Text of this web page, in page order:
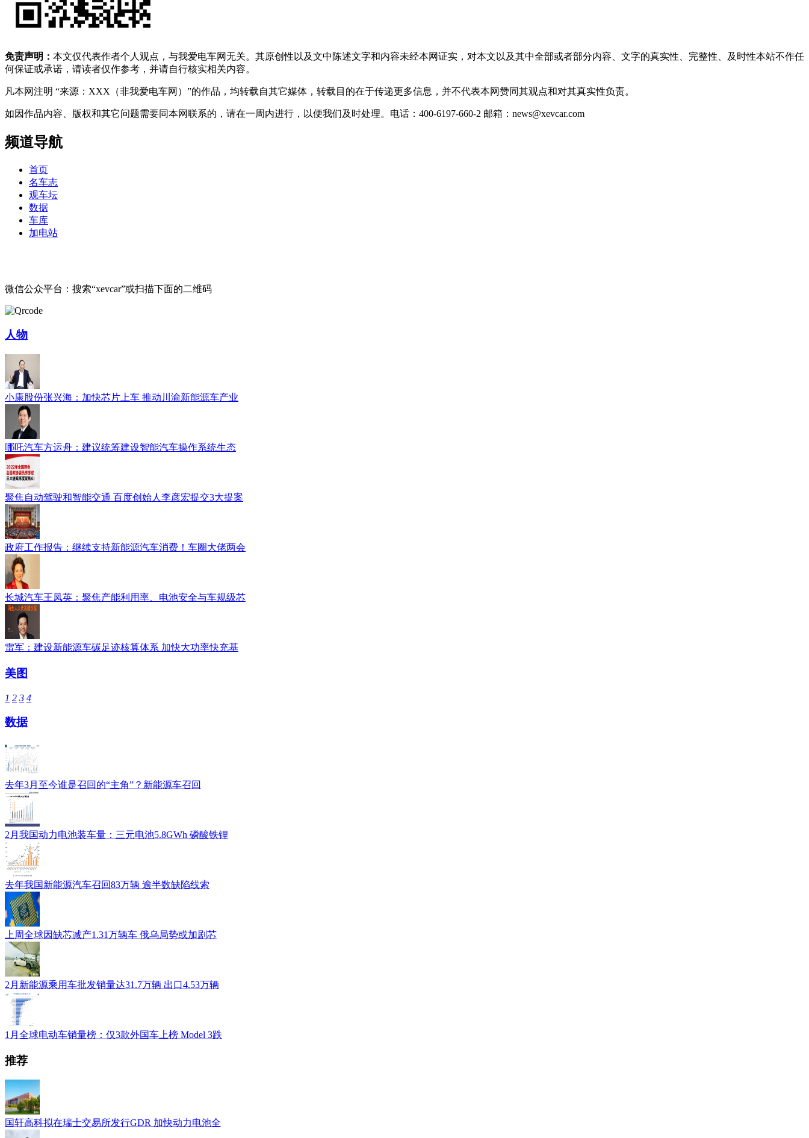
免责声明： 本文仅代表作者个人观点，与我爱电车网无关。其原创性以及文中陈述文字和内容未经本网证实，对本文以及其中全部或者部分内容、文字的真实性、完整性、及时性本站不作任
何保证或承诺，请读者仅作参考，并请自行核实相关内容。
凡本网注明 “来源：XXX（非我爱电车网）”的作品，均转载自其它媒体，转载目的在于传递更多信息，并不代表本网赞同其观点和对其真实性负责。
如因作品内容、版权和其它问题需要同本网联系的，请在一周内进行，以便我们及时处理。电话：400-6197-660-2 邮箱：news@xevcar.com
频道导航
首页
名车志
观车坛
数据
车库
加电站
微信公众平台：搜索“xevcar”或扫描下面的二维码
人物
小康股份张兴海：加快芯片上车 推动川渝新能源车产业
哪吒汽车方运舟：建议统筹建设智能汽车操作系统生态
聚焦自动驾驶和智能交通 百度创始人李彦宏提交3大提案
政府工作报告：继续支持新能源汽车消费！车圈大佬两会
长城汽车王凤英：聚焦产能利用率、电池安全与车规级芯
雷军：建设新能源车碳足迹核算体系 加快大功率快充基
美图
1 2 3 4
数据
去年3月至今谁是召回的“主角”？新能源车召回
2月我国动力电池装车量：三元电池5.8GWh 磷酸铁锂
去年我国新能源汽车召回83万辆 逾半数缺陷线索
上周全球因缺芯减产1.31万辆车 俄乌局势或加剧芯
2月新能源乘用车批发销量达31.7万辆 出口4.53万辆
1月全球电动车销量榜：仅3款外国车上榜 Model 3跌
推荐
国轩高科拟在瑞士交易所发行GDR 加快动力电池全